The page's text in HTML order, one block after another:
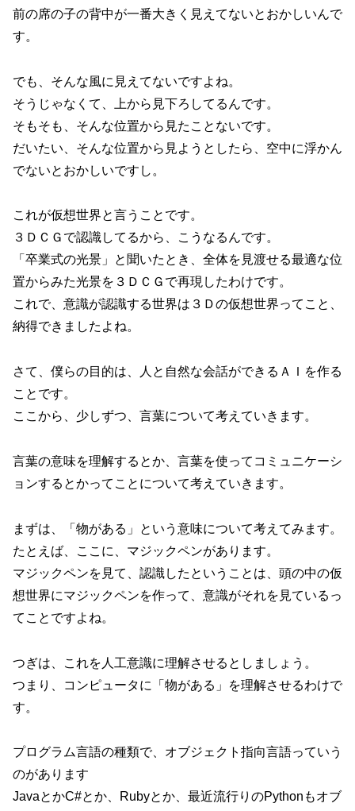
前の席の子の背中が一番大きく見えてないとおかしいんで
す。
でも、そんな風に見えてないですよね。
そうじゃなくて、上から見下ろしてるんです。
そもそも、そんな位置から見たことないです。
だいたい、そんな位置から見ようとしたら、空中に浮かん
でないとおかしいですし。
これが仮想世界と言うことです。
３ＤＣＧで認識してるから、こうなるんです。
「卒業式の光景」と聞いたとき、全体を見渡せる最適な位
置からみた光景を３ＤＣＧで再現したわけです。
これで、意識が認識する世界は３Ｄの仮想世界ってこと、
納得できましたよね。
さて、僕らの目的は、人と自然な会話ができるＡＩを作る
ことです。
ここから、少しずつ、言葉について考えていきます。
言葉の意味を理解するとか、言葉を使ってコミュニケーシ
ョンするとかってことについて考えていきます。
まずは、「物がある」という意味について考えてみます。
たとえば、ここに、マジックペンがあります。
マジックペンを見て、認識したということは、頭の中の仮
想世界にマジックペンを作って、意識がそれを見ているっ
てことですよね。
つぎは、これを人工意識に理解させるとしましょう。
つまり、コンピュータに「物がある」を理解させるわけで
す。
プログラム言語の種類で、オブジェクト指向言語っていう
のがあります
JavaとかC#とか、Rubyとか、最近流行りのPythonもオブ